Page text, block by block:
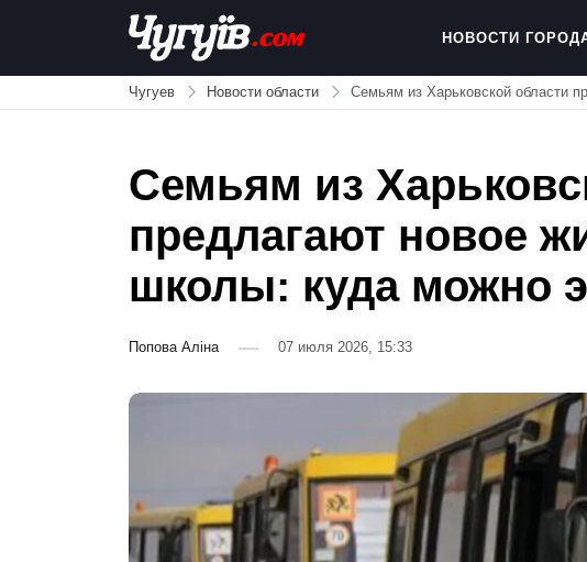
Chuguiv
НОВОСТИ
Чугуев Новости области Семьям из Харьковской области
Семьям из
предлагают новое
школы: куда можно
Попова Аліна 07 июля 2026, 15:33